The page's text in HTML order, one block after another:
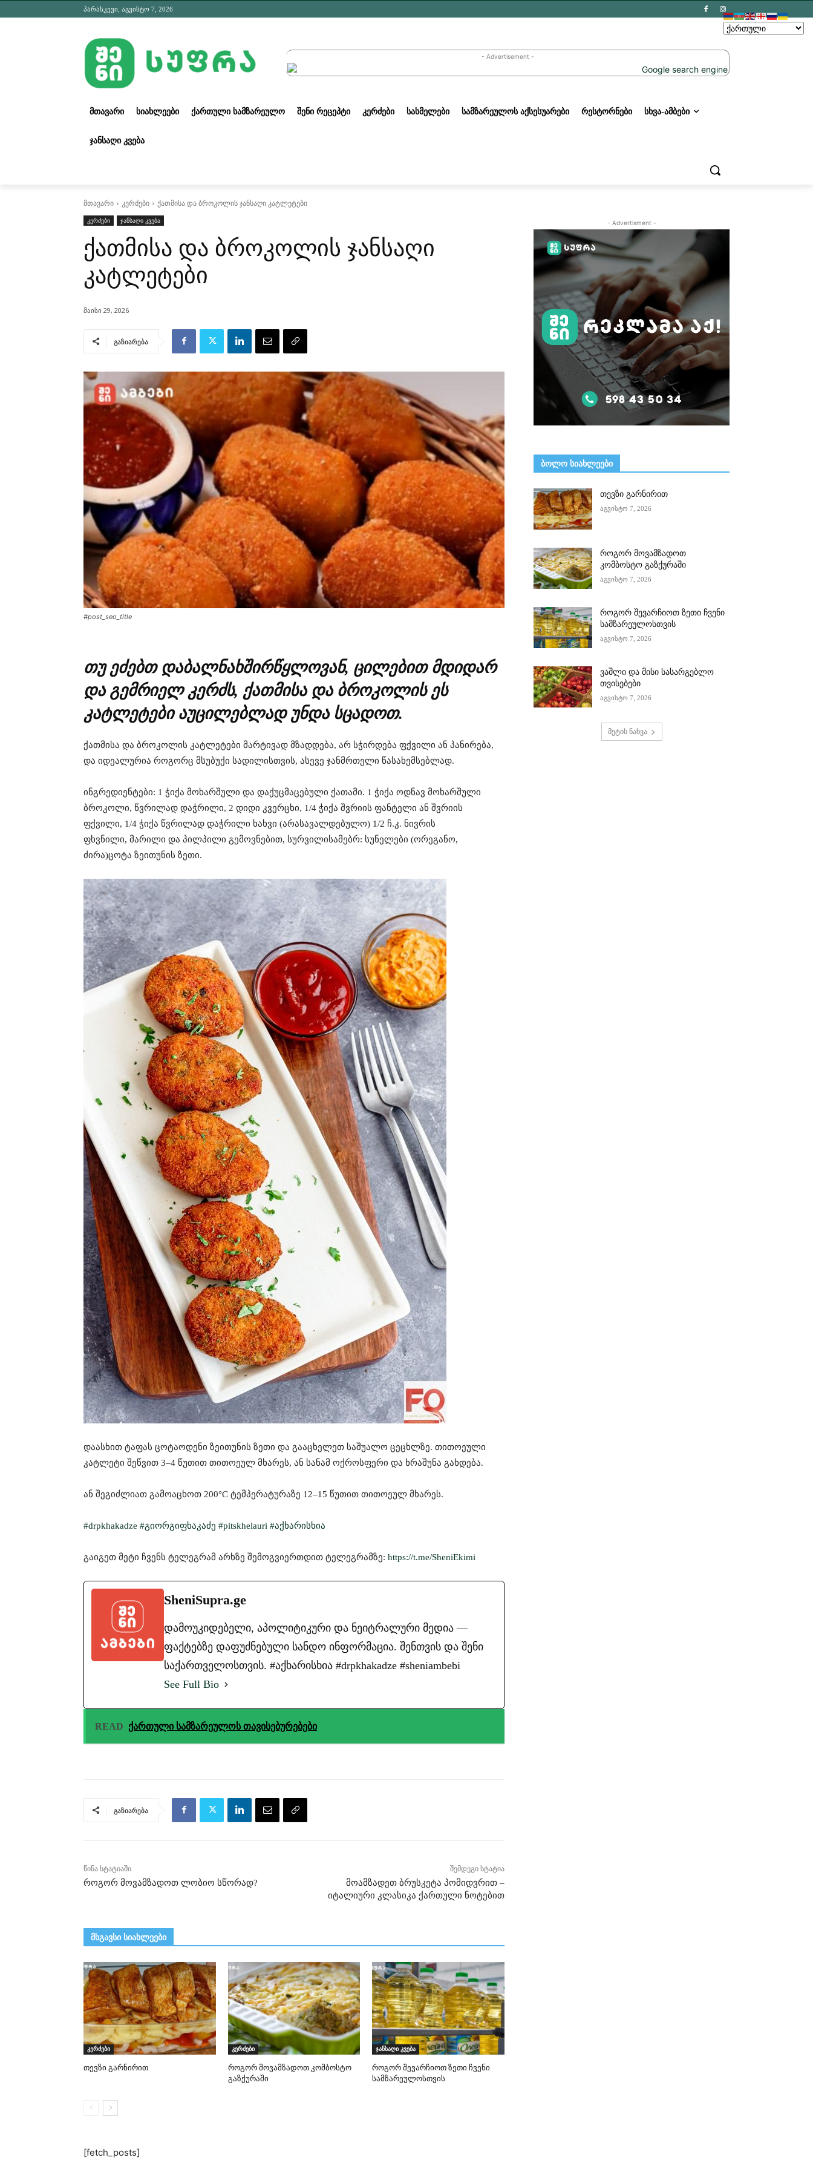
პარასკევი, აგვისტო 7, 2026
- Advertisement -
ᲛᲗᲐᲕᲐᲠᲘ ᲡᲘᲐᲮᲚᲔᲔᲑᲘ ᲥᲐᲠᲗᲣᲚᲘ ᲡᲐᲛᲖᲐᲠᲔᲣᲚᲝ ᲨᲔᲜᲘ ᲠᲔᲪᲔᲞᲢᲘ ᲙᲔᲠᲫᲔᲑᲘ ᲡᲐᲡᲛᲔᲚᲔᲑᲘ ᲡᲐᲛᲖᲐᲠᲔᲣᲚᲝᲡ ᲐᲥᲡᲔᲡᲣᲐᲠᲔᲑᲘ ᲠᲔᲡᲢᲝᲠᲜᲔᲑᲘ ᲡᲮᲕᲐ-ᲐᲛᲑᲔᲑᲘ
ᲯᲐᲜᲡᲐᲦᲘ ᲙᲕᲔᲑᲐ
მთავარი კერძები
ქათმისა და ბროკოლის ჯანსაღი კატლეტები
კერძები
ჯანსაღი კვება
ქათმისა და ბროკოლის ჯანსაღი
კატლეტები
მაისი 29, 2026
გაზიარება
#post_seo_title
თუ ეძებთ დაბალნახშირწყლოვან, ცილებით მდიდარ
და გემრიელ კერძს, ქათმისა და ბროკოლის ეს
კატლეტები აუცილებლად უნდა სცადოთ.
ქათმისა და ბროკოლის კატლეტები მარტივად მზადდება, არ სჭირდება ფქვილი ან პანირება,
და იდეალურია როგორც მსუბუქი სადილისთვის, ასევე ჯანმრთელი წასახემსებლად.
ინგრედიენტები: 1 ჭიქა მოხარშული და დაქუცმაცებული ქათამი. 1 ჭიქა ოდნავ მოხარშული
ბროკოლი, წვრილად დაჭრილი, 2 დიდი კვერცხი, 1/4 ჭიქა შვრიის ფანტელი ან შვრიის
ფქვილი, 1/4 ჭიქა წვრილად დაჭრილი ხახვი (არასავალდებულო) 1/2 ჩ.კ. ნივრის
ფხვნილი, მარილი და პილპილი გემოვნებით, სურვილისამებრ: სუნელები (ორეგანო,
ძირა)ცოტა ზეითუნის ზეთი.
დაასხით ტაფას ცოტაოდენი ზეითუნის ზეთი და გააცხელეთ საშუალო ცეცხლზე. თითოეული
კატლეტი შეწვით 3–4 წუთით თითოეულ მხარეს, ან სანამ ოქროსფერი და ხრაშუნა გახდება.
ან შეგიძლიათ გამოაცხოთ 200°C ტემპერატურაზე 12–15 წუთით თითოეულ მხარეს.
#drpkhakadze #გიორგიფხაკაძე #pitskhelauri #აქხარისხია
გაიგეთ მეტი ჩვენს ტელეგრამ არხზე შემოგვიერთდით ტელეგრამზე: https://t.me/SheniEkimi
SheniSupra.ge
დამოუკიდებელი, აპოლიტიკური და ნეიტრალური მედია —
ფაქტებზე დაფუძნებული სანდო ინფორმაცია. შენთვის და შენი
საქართველოსთვის. #აქხარისხია #drpkhakadze #sheniambebi
See Full Bio
READ ქართული სამზარეულოს თავისებურებები
გაზიარება
წინა სტატიაში
როგორ მოვამზადოთ ლობიო სწორად?
შემდეგი სტატია
მოამზადეთ ბრუსკეტა პომიდვრით –
იტალიური კლასიკა ქართული ნოტებით
მსგავსი სიახლეები
კერძები
თევზი გარნირით
კერძები
როგორ მოვამზადოთ კომბოსტო
გაზქურაში
ჯანსაღი კვება
როგორ შევარჩიოთ ზეთი ჩვენი
სამზარეულოსთვის
[fetch_posts]
- Advertisment -
ᲑᲝᲚᲝ ᲡᲘᲐᲮᲚᲔᲔᲑᲘ
თევზი გარნირით
აგვისტო 7, 2026
როგორ მოვამზადოთ
კომბოსტო გაზქურაში
აგვისტო 7, 2026
როგორ შევარჩიოთ ზეთი ჩვენი
სამზარეულოსთვის
აგვისტო 7, 2026
ვაშლი და მისი სასარგებლო
თვისებები
აგვისტო 7, 2026
მეტის ნახვა